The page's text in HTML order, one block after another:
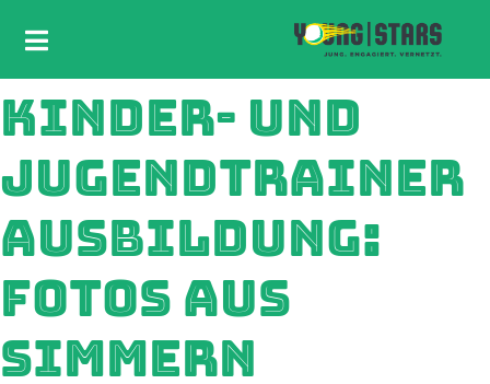
KINDER- UND
JUGENDTRAINER
AUSBILDUNG:
FOTOS AUS
SIMMERN